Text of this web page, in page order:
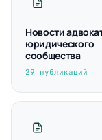
Новости
юридического
сообщества
29 публикаций